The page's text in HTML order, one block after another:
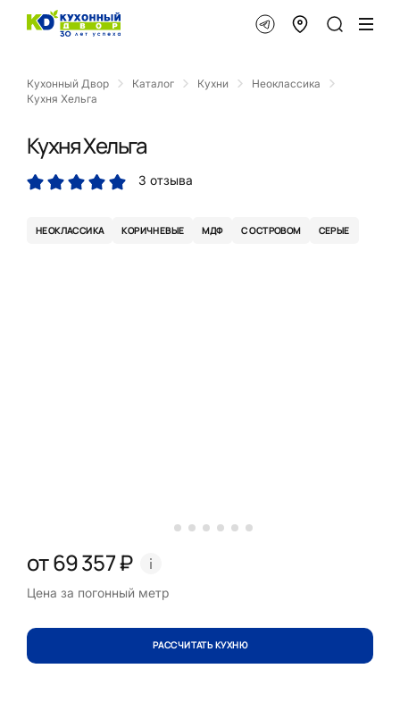
Кухонный Двор Каталог Кухни
Неоклассика
Кухня Хельга
Кухня Хельга
3 отзыва
НЕОКЛАССИКА КОРИЧНЕВЫЕ МДФ С ОСТРОВОМ СЕРЫЕ
от 69 357 ₽
Цена за погонный метр
РАССЧИТАТЬ КУХНЮ